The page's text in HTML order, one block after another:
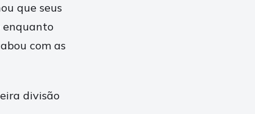
que seus
enquanto
com as
divisão